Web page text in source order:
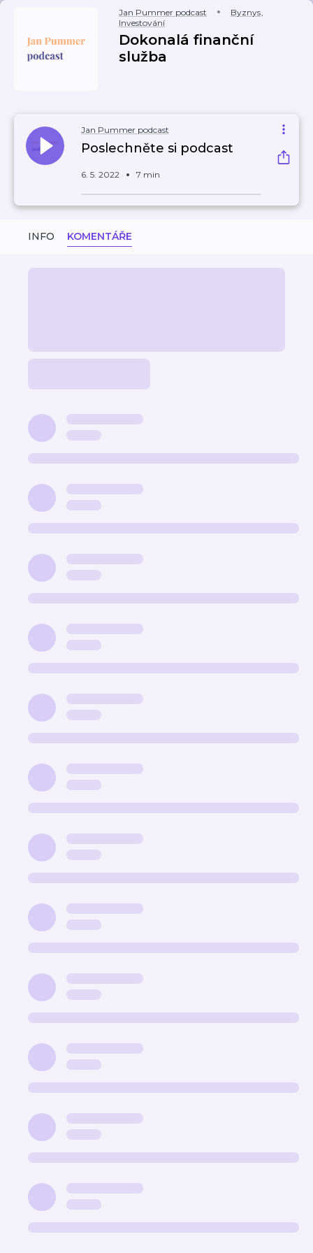
Jan Pummer podcast Byznys,
Investování
Dokonalá finanční
služba
Jan Pummer podcast
Poslechněte si podcast
6. 5. 2022 7 min
INFO KOMENTÁŘE